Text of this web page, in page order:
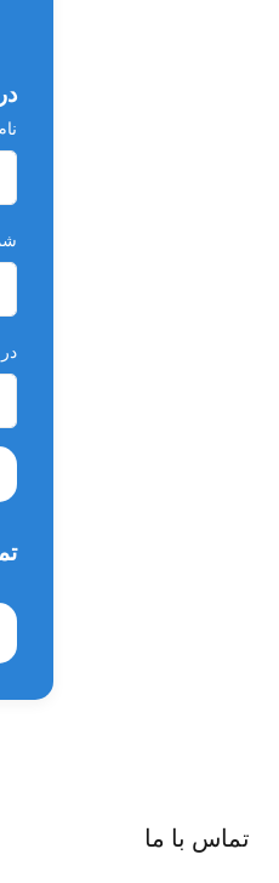
پریو و جراحی‌های
کارهای ظریف با
قابل
طراحی حرفه‌ای
تماس با ما